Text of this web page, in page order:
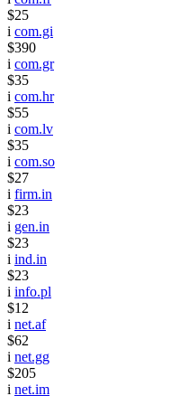
$25
i com.gi
$390
i com.gr
$35
i com.hr
$55
i com.lv
$35
i com.so
$27
i firm.in
$23
i gen.in
$23
i ind.in
$23
i info.pl
$12
i net.af
$62
i net.gg
$205
i net.im